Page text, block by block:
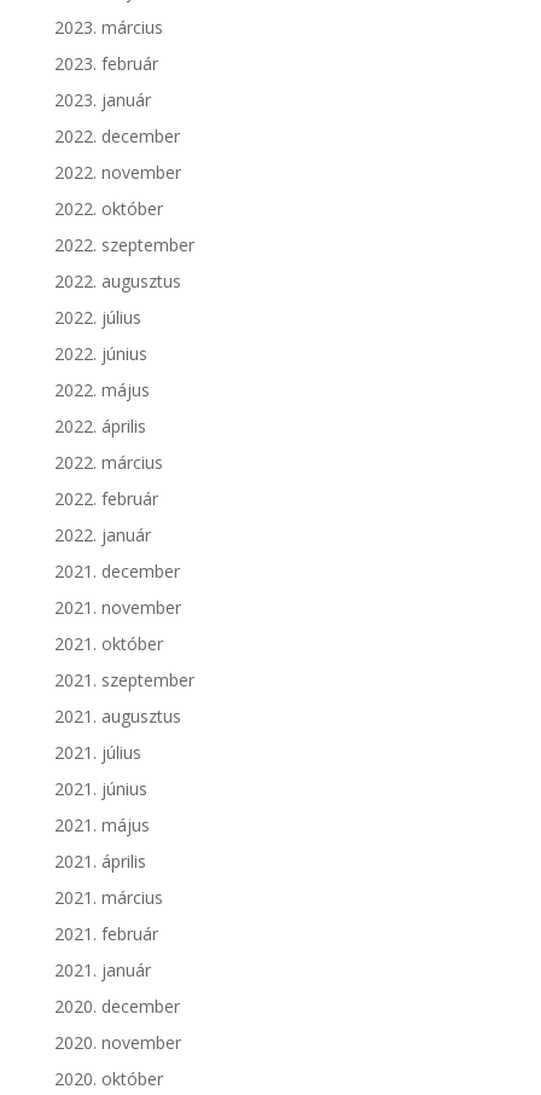
2023. március
2023. február
2023. január
2022. december
2022. november
2022. október
2022. szeptember
2022. augusztus
2022. július
2022. június
2022. május
2022. április
2022. március
2022. február
2022. január
2021. december
2021. november
2021. október
2021. szeptember
2021. augusztus
2021. július
2021. június
2021. május
2021. április
2021. március
2021. február
2021. január
2020. december
2020. november
2020. október